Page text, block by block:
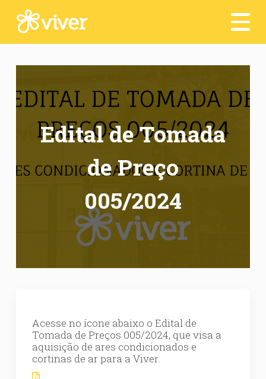
Transparência
Contato
Dia a Dia :)
Acesso Interno
Edital de Tomada
de Preço
005/2024
Acesse no ícone abaixo o Edital de
Tomada de Preços 005/2024, que visa a
aquisição de ares condicionados e
cortinas de ar para a Viver.